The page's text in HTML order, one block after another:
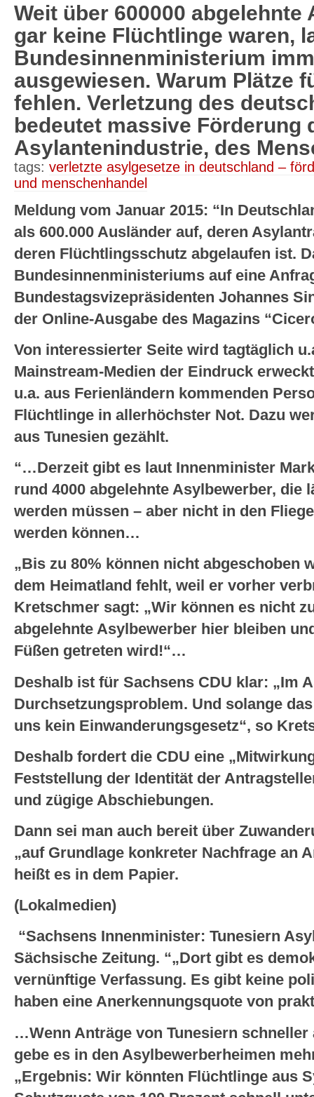
Weit über 600000 abgelehnte
gar keine Flüchtlinge waren,
Bundesinnenministerium
ausgewiesen. Warum Plätze
fehlen. Verletzung des
bedeutet massive Förderung
Asylantenindustrie, des
tags: verletzte asylgesetze in deutschland –
und menschenhandel
Meldung vom Januar 2015: “In
als 600.000 Ausländer auf, deren
deren Flüchtlingsschutz abgelaufen ist.
Bundesinnenministeriums auf eine
Bundestagsvizepräsidenten Johannes
der Online-Ausgabe des Magazins
Von interessierter Seite wird tagtäglich
Mainstream-Medien der Eindruck
u.a. aus Ferienländern kommenden
Flüchtlinge in allerhöchster Not. Dazu
aus Tunesien gezählt.
“…Derzeit gibt es laut Innenminister
rund 4000 abgelehnte Asylbewerber, die
werden müssen – aber nicht in den
werden können…
„Bis zu 80% können nicht abgeschoben
dem Heimatland fehlt, weil er vorher
Kretschmer sagt: „Wir können es nicht
abgelehnte Asylbewerber hier bleiben
Füßen getreten wird!“…
Deshalb ist für Sachsens CDU klar: „Im
Durchsetzungsproblem. Und solange
uns kein Einwanderungsgesetz“, so
Deshalb fordert die CDU eine
Feststellung der Identität der
und zügige Abschiebungen.
Dann sei man auch bereit über
„auf Grundlage konkreter Nachfrage an
heißt es in dem Papier.
(Lokalmedien)
“Sachsens Innenminister: Tunesiern
Sächsische Zeitung. “„Dort gibt es
vernünftige Verfassung. Es gibt keine
haben eine Anerkennungsquote von
…Wenn Anträge von Tunesiern schneller
gebe es in den Asylbewerberheimen
„Ergebnis: Wir könnten Flüchtlinge aus